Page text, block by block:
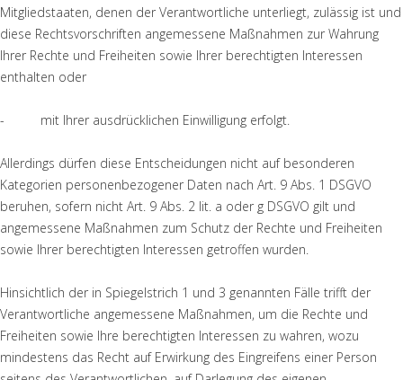
Mitgliedstaaten, denen der Verantwortliche unterliegt, zulässig ist und
diese Rechtsvorschriften angemessene Maßnahmen zur Wahrung
Ihrer Rechte und Freiheiten sowie Ihrer berechtigten Interessen
enthalten oder
- mit Ihrer ausdrücklichen Einwilligung erfolgt.
Allerdings dürfen diese Entscheidungen nicht auf besonderen
Kategorien personenbezogener Daten nach Art. 9 Abs. 1 DSGVO
beruhen, sofern nicht Art. 9 Abs. 2 lit. a oder g DSGVO gilt und
angemessene Maßnahmen zum Schutz der Rechte und Freiheiten
sowie Ihrer berechtigten Interessen getroffen wurden.
Hinsichtlich der in Spiegelstrich 1 und 3 genannten Fälle trifft der
Verantwortliche angemessene Maßnahmen, um die Rechte und
Freiheiten sowie Ihre berechtigten Interessen zu wahren, wozu
mindestens das Recht auf Erwirkung des Eingreifens einer Person